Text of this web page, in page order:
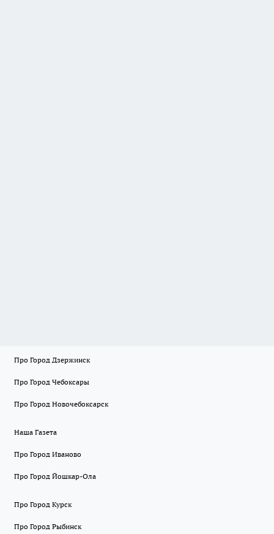
Про Город Дзержинск
Про Город Чебоксары
Про Город Новочебоксарск
Наша Газета
Про Город Иваново
Про Город Йошкар-Ола
Про Город Курск
Про Город Рыбинск